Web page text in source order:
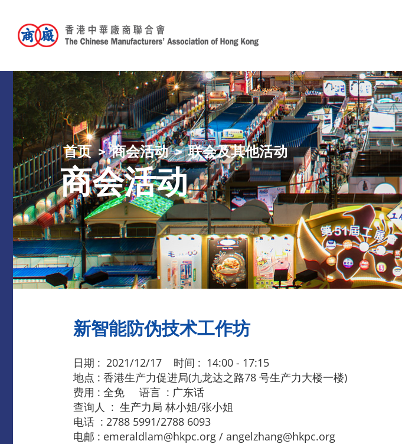
首页 商会活动 联会及其他活动
商会活动
新智能防伪技术工作坊
日期 : 2021/12/17 时间 : 14:00 - 17:15
地点 : 香港生产力促进局(九龙达之路78 号生产力大楼一楼)
费用 : 全免 语言 : 广东话
查询人 : 生产力局 林小姐/张小姐
电话 : 2788 5991/2788 6093
电邮 : emeraldlam@hkpc.org / angelzhang@hkpc.org